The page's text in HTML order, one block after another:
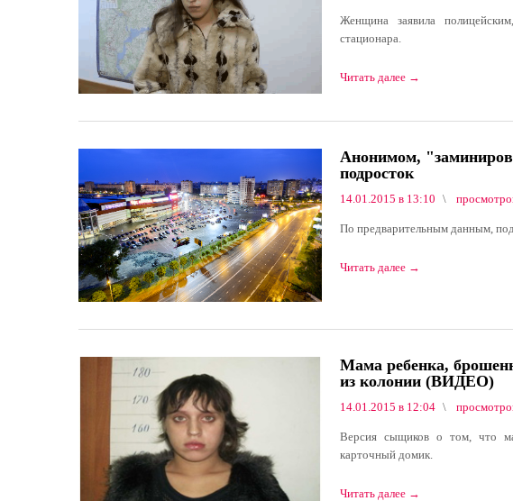
Женщина заявила
стационара.
Читать далее →
Анонимом,
подросток
14.01.2015 в 13:10
По предварительным данным,
Читать далее →
Мама ребенка,
из колонии (ВИДЕО)
14.01.2015 в 12:04
Версия сыщиков о том, что
карточный домик.
Читать далее →